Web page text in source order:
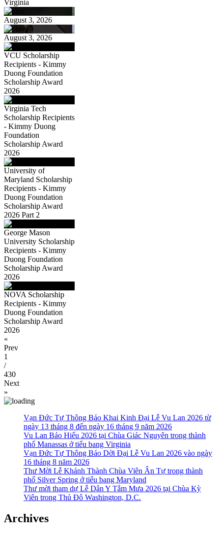
Virginia
August 3, 2026
August 3, 2026
VCU Scholarship
Recipients - Kimmy
Duong Foundation
Scholarship Award
2026
Virginia Tech
Scholarship Recipients
- Kimmy Duong
Foundation
Scholarship Award
2026
University of
Maryland Scholarship
Recipients - Kimmy
Duong Foundation
Scholarship Award
2026 Part 2
George Mason
University Scholarship
Recipients - Kimmy
Duong Foundation
Scholarship Award
2026
NOVA Scholarship
Recipients - Kimmy
Duong Foundation
Scholarship Award
2026
«
Prev
1
/
430
Next
»
Vạn Đức Tự Thông Báo Khai Kinh Đại Lễ Vu Lan 2026 từ
ngày 13 tháng 8 đến ngày 16 tháng 9 năm 2026
Vu Lan Báo Hiếu 2026 tại Chùa Giác Nguyên trong thành
phố Manassas ở tiểu bang Virginia
Vạn Đức Tự Thông Báo Dời Đại Lễ Vu Lan 2026 vào ngày
16 tháng 8 năm 2026
Thư Mời Lễ Khánh Thành Chùa Viên Ân Tự trong thành
phố Silver Spring ở tiểu bang Maryland
Thư mời tham dự Lễ Dân Y Tắm Mưa 2026 tại Chùa Kỳ
Viên trong Thủ Đô Washington, D.C.
Archives